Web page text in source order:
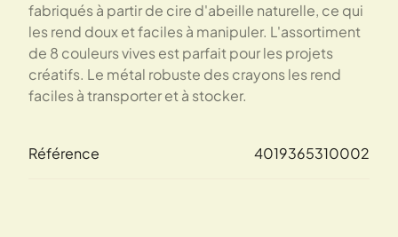
fabriqués à partir de cire d'abeille naturelle, ce qui
les rend doux et faciles à manipuler. L'assortiment
de 8 couleurs vives est parfait pour les projets
créatifs. Le métal robuste des crayons les rend
faciles à transporter et à stocker.
Référence 4019365310002